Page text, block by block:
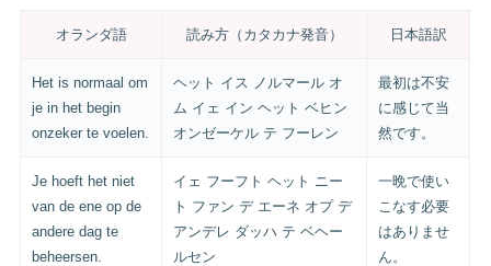
オランダ語 読み方（カタカナ発音） 日本語訳
Het is normaal om
je in het begin
onzeker te voelen.
ヘット イス ノルマール オ
ム イェ イン ヘット ベヒン
オンゼーケル テ フーレン
最初は不安
に感じて当
然です。
Je hoeft het niet
van de ene op de
andere dag te
beheersen.
イェ フーフト ヘット ニー
ト ファン デ エーネ オプ デ
アンデレ ダッハ テ ベヘー
ルセン
一晩で使い
こなす必要
はありませ
ん。